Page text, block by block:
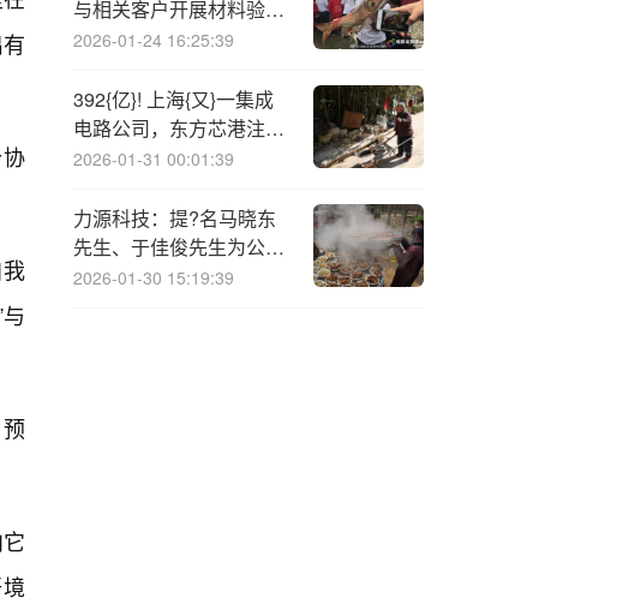
与相关客户开展材料验证
和有关业务对接及推进工
2026-01-24 16:25:39
392{亿}! 上海{又}一集成
电路公司，东方芯港注册
成立
2026-01-31 00:01:39
力源科技：提?名马晓东
先生、于佳俊先生为公司
第四届董事会非独立董事
2026-01-30 15:19:39